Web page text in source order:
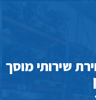
שירותי מוסך